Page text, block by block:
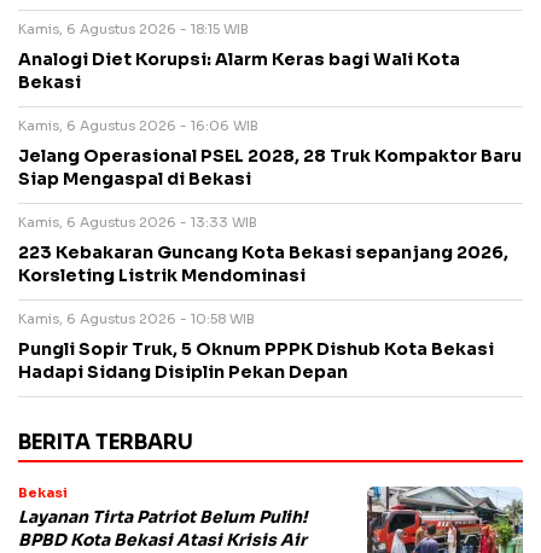
Kamis, 6 Agustus 2026 - 18:15 WIB
Analogi Diet Korupsi: Alarm Keras bagi Wali Kota
Bekasi
Kamis, 6 Agustus 2026 - 16:06 WIB
Jelang Operasional PSEL 2028, 28 Truk Kompaktor Baru
Siap Mengaspal di Bekasi
Kamis, 6 Agustus 2026 - 13:33 WIB
223 Kebakaran Guncang Kota Bekasi sepanjang 2026,
Korsleting Listrik Mendominasi
Kamis, 6 Agustus 2026 - 10:58 WIB
Pungli Sopir Truk, 5 Oknum PPPK Dishub Kota Bekasi
Hadapi Sidang Disiplin Pekan Depan
BERITA TERBARU
Bekasi
Layanan Tirta Patriot Belum Pulih!
BPBD Kota Bekasi Atasi Krisis Air